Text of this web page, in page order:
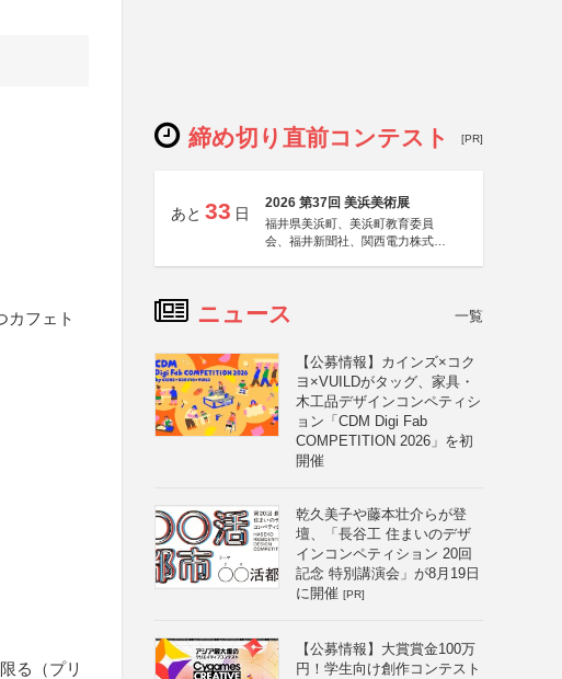
カフェト
る（プリ
締め切り直前コンテスト [PR]
あと 33 日
2026 第37回 美浜美術展
福井県美浜町、美浜町教育委員
会、福井新聞社、関西電力株式会
ニュース 一覧
【公募情報】カインズ×コク
ヨ×VUILDがタッグ、家具・
木工品デザインコンペティシ
ョン「CDM Digi Fab
COMPETITION 2026」を初
開催
乾久美子や藤本壮介らが登
壇、「長谷工 住まいのデザ
インコンペティション 20回
記念 特別講演会」が8月19日
に開催 [PR]
【公募情報】大賞賞金100万
円！学生向け創作コンテスト